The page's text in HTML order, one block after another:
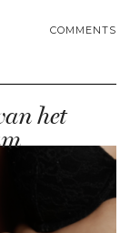
COMMENTS
het